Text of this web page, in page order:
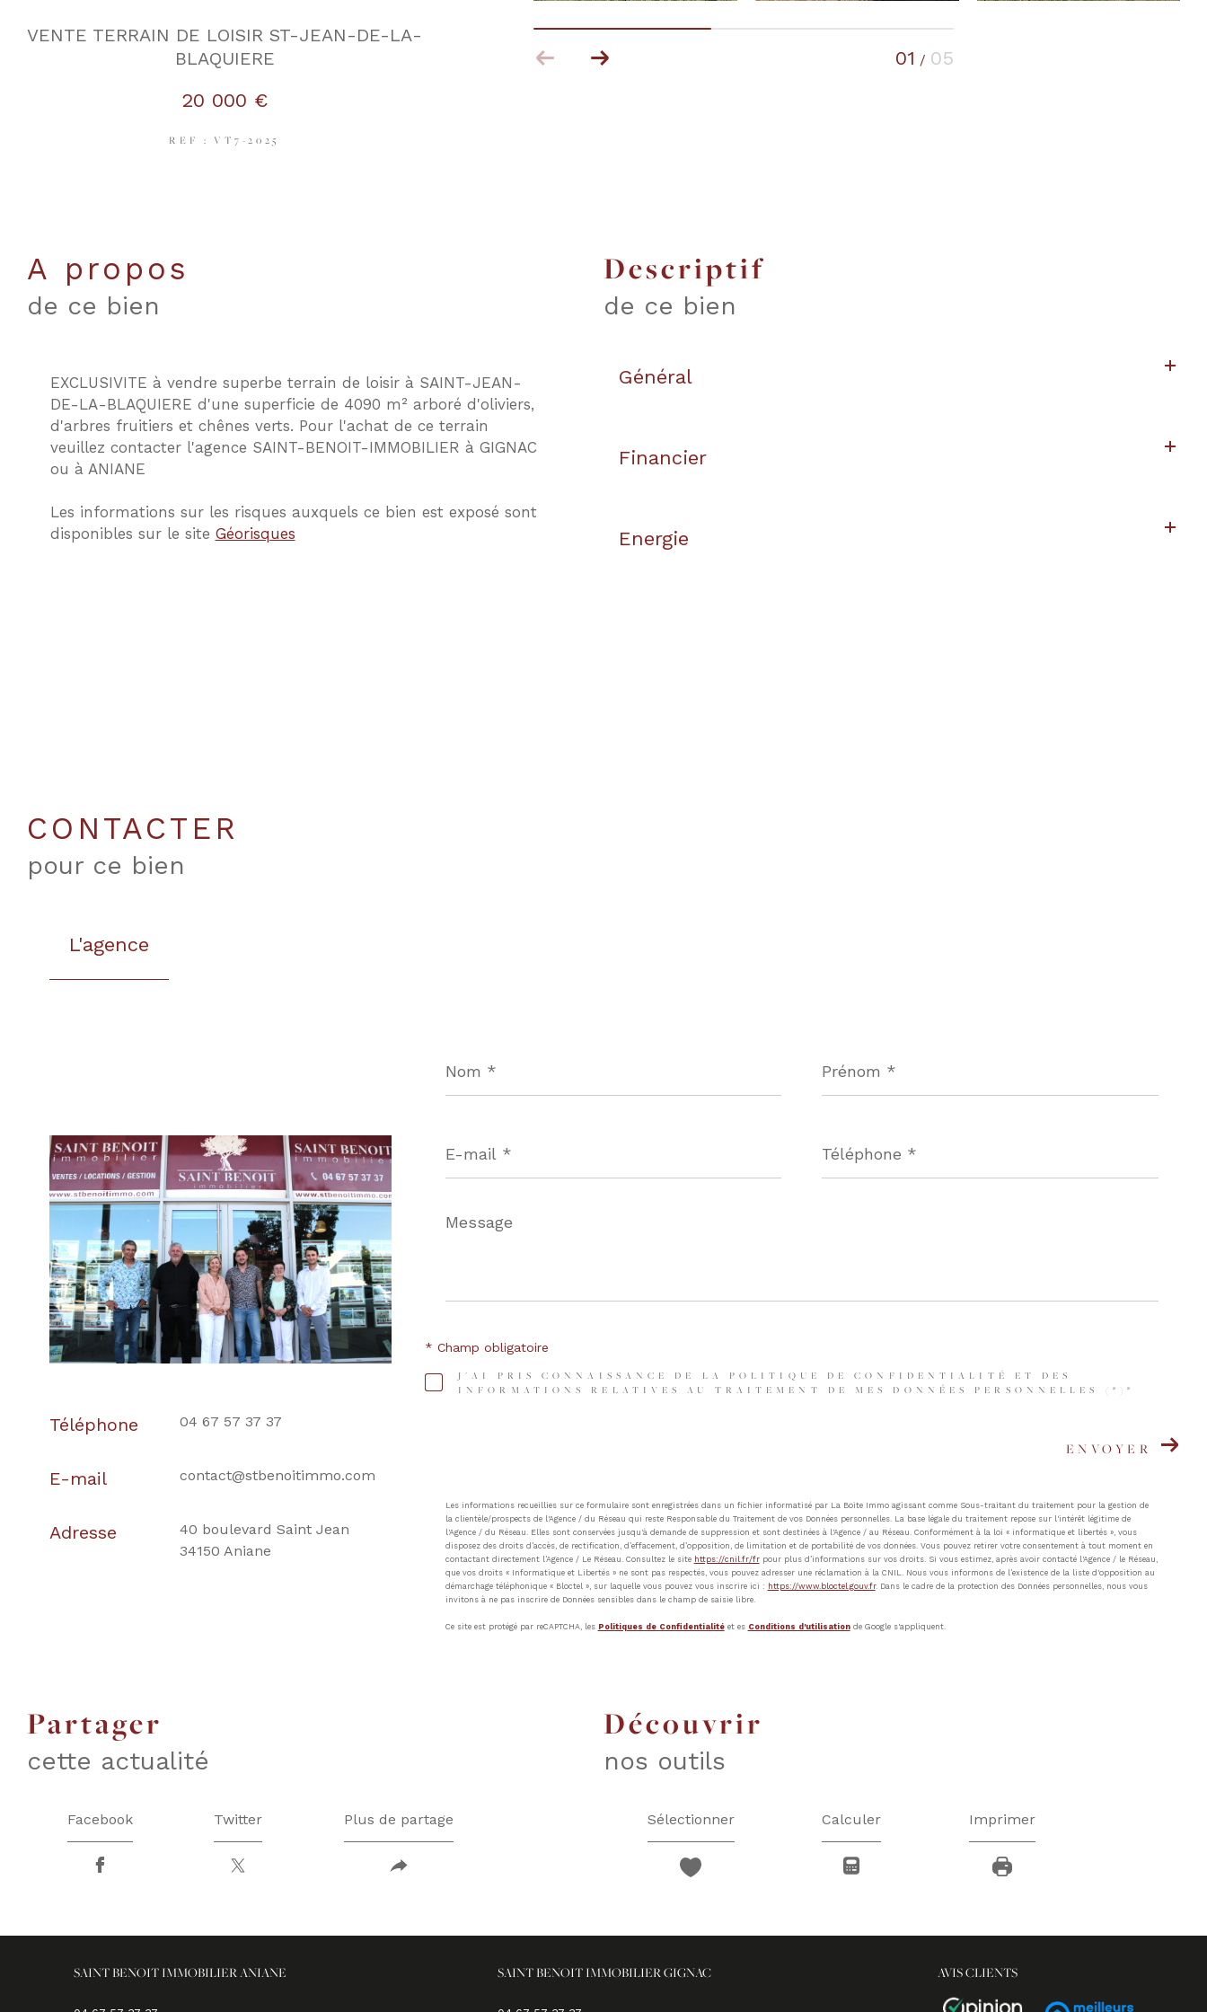
01 / 05
VENTE TERRAIN DE LOISIR ST-JEAN-DE-LA-
BLAQUIERE
20 000 €
REF : VT7-2025
a propos
de ce bien
EXCLUSIVITE à vendre superbe terrain de loisir à SAINT-JEAN-
DE-LA-BLAQUIERE d'une superficie de 4090 m² arboré d'oliviers,
d'arbres fruitiers et chênes verts. Pour l'achat de ce terrain
veuillez contacter l'agence SAINT-BENOIT-IMMOBILIER à GIGNAC
ou à ANIANE
Les informations sur les risques auxquels ce bien est exposé sont
disponibles sur le site Géorisques
descriptif
de ce bien
Général
Financier
Energie
CONTACTER
pour ce bien
L'agence
Téléphone 04 67 57 37 37
E-mail contact@stbenoitimmo.com
Adresse
40 boulevard Saint Jean
34150 Aniane
*
*
mail
*
*
Message
*
J'AI PRIS CONNAISSANCE DE LA POLITIQUE DE CONFIDENTIALITÉ ET DES
INFORMATIONS RELATIVES AU TRAITEMENT DE MES DONNÉES PERSONNELLES (*)*
* Champ obligatoire
ENVOYER
Les informations recueillies sur ce formulaire sont enregistrées dans un fichier informatisé par La Boite Immo agissant comme Sous-traitant du traitement pour la gestion de
la clientèle/prospects de l'Agence / du Réseau qui reste Responsable du Traitement de vos Données personnelles. La base légale du traitement repose sur l'intérêt légitime de
l'Agence / du Réseau. Elles sont conservées jusqu'à demande de suppression et sont destinées à l'Agence / au Réseau. Conformément à la loi « informatique et libertés », vous
disposez des droits d’accès, de rectification, d’effacement, d’opposition, de limitation et de portabilité de vos données. Vous pouvez retirer votre consentement à tout moment en
contactant directement l’Agence / Le Réseau. Consultez le site https://cnil.fr/frpour plus d’informations sur vos droits. Si vous estimez, après avoir contacté l'Agence / le Réseau,
que vos droits « Informatique et Libertés » ne sont pas respectés, vous pouvez adresser une réclamation à la CNIL. Nous vous informons de l’existence de la liste d'opposition au
démarchage téléphonique « Bloctel », sur laquelle vous pouvez vous inscrire ici : https://www.bloctel.gouv.fr. Dans le cadre de la protection des Données personnelles, nous vous
invitons à ne pas inscrire de Données sensibles dans le champ de saisie libre.
Ce site est protégé par reCAPTCHA, les Politiques de Confidentialitéet es Conditions d'utilisationde Google s'appliquent.
partager
cette actualité
Facebook Twitter Plus de partage
découvrir
nos outils
Sélectionner Calculer Imprimer
SAINT BENOIT IMMOBILIER ANIANE SAINT BENOIT IMMOBILIER GIGNAC AVIS CLIENTS